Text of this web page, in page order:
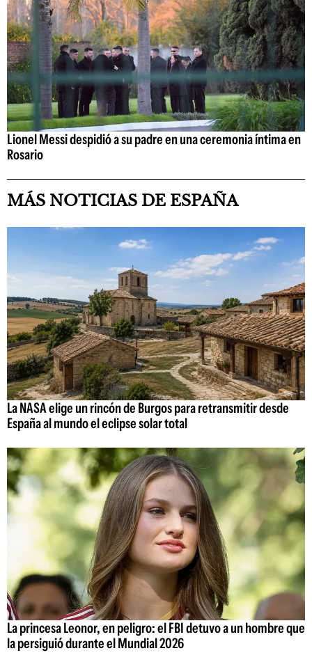
Lionel Messi despidió a su padre en una ceremonia íntima en
Rosario
MÁS NOTICIAS DE ESPAÑA
La NASA elige un rincón de Burgos para retransmitir desde
España al mundo el eclipse solar total
La princesa Leonor, en peligro: el FBI detuvo a un hombre que
la persiguió durante el Mundial 2026